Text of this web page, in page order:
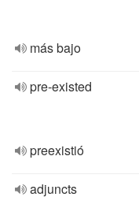
más bajo
pre-existed
preexistió
adjuncts